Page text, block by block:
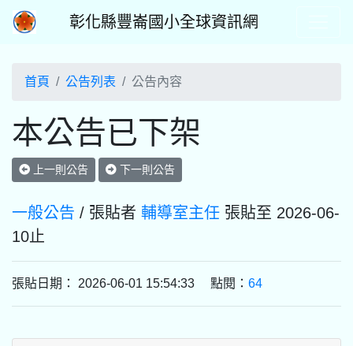
彰化縣豐崙國小全球資訊網
首頁 公告列表 公告內容
本公告已下架
上一則公告 下一則公告
一般公告 / 張貼者 輔導室主任 張貼至 2026-06-
10止
張貼日期： 2026-06-01 15:54:33 點閱： 64